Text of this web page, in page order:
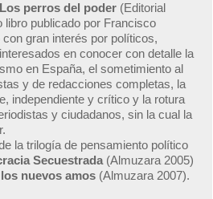
perros del poder (Editorial
libro publicado por Francisco
gran interés por políticos,
en conocer con detalle la
en España, el sometimiento al
y de redacciones completas, la
independiente y crítico y la rotura
y ciudadanos, sin la cual la
la trilogía de pensamiento político
Secuestrada (Almuzara 2005)
nuevos amos (Almuzara 2007).